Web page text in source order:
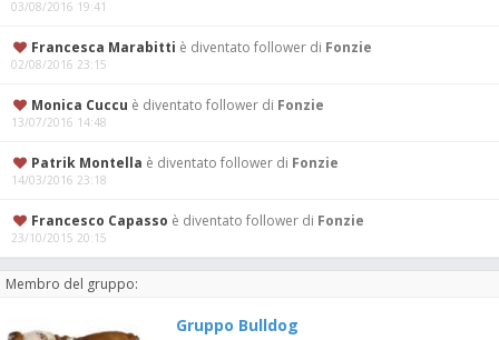
03/08/2016 19:41
Francesca Marabitti è diventato follower di Fonzie
02/08/2016 23:15
Monica Cuccu è diventato follower di Fonzie
13/07/2016 14:48
Patrik Montella è diventato follower di Fonzie
14/03/2016 23:18
Francesco Capasso è diventato follower di Fonzie
23/10/2015 20:15
Membro del gruppo:
Gruppo Bulldog